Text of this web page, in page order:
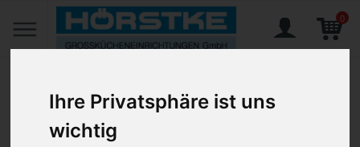
Ihre Privatsphäre ist uns
wichtig
0
Home Produkte